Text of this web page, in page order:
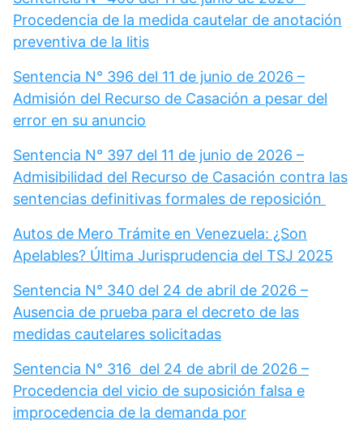
Procedencia de la medida cautelar de anotación
preventiva de la litis
Sentencia N° 396 del 11 de junio de 2026 –
Admisión del Recurso de Casación a pesar del
error en su anuncio
Sentencia N° 397 del 11 de junio de 2026 –
Admisibilidad del Recurso de Casación contra las
sentencias definitivas formales de reposición
Autos de Mero Trámite en Venezuela: ¿Son
Apelables? Última Jurisprudencia del TSJ 2025
Sentencia N° 340 del 24 de abril de 2026 –
Ausencia de prueba para el decreto de las
medidas cautelares solicitadas
Sentencia N° 316 del 24 de abril de 2026 –
Procedencia del vicio de suposición falsa e
improcedencia de la demanda por